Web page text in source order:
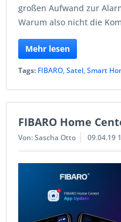
großen Aufwand zur
Warum also nicht die
Mehr lesen
Tags: FIBARO,Satel,Smart
FIBARO Home
Von: Sascha Otto 09.04.19